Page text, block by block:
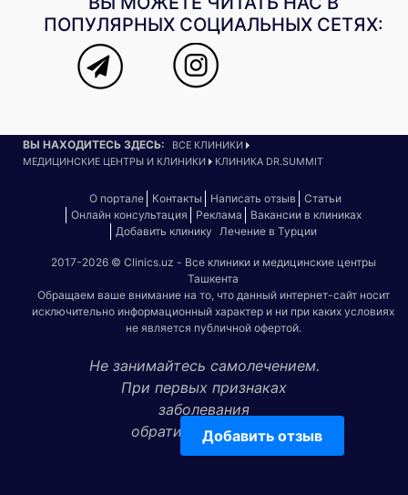
Добавить отзыв
ПОПУЛЯРНЫХ СОЦИАЛЬНЫХ СЕТЯХ:
ВЫ НАХОДИТЕСЬ ЗДЕСЬ:
ВСЕ КЛИНИКИ
МЕДИЦИНСКИЕ ЦЕНТРЫ И КЛИНИКИ
КЛИНИКА DR.SUMMIT
О портале Контакты Написать отзыв
Статьи
Онлайн консультация
Реклама
Вакансии в клиниках
Добавить клинику
Лечение в Турции
2017-2026 © Clinics.uz - Все клиники и медицинские центры
Ташкента
Обращаем ваше внимание на то, что данный интернет-сайт носит
исключительно информационный характер и ни при каких условиях
не является публичной офертой.
Не занимайтесь самолечением.
При первых признаках
заболевания
обратитесь к врачу!